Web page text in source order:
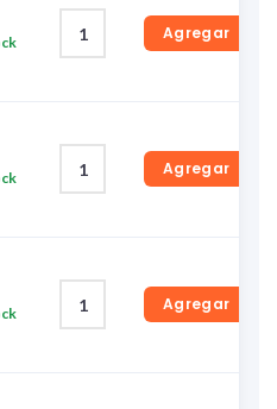
Agregar
Agregar
Agregar